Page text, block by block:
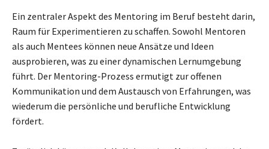
Ein zentraler Aspekt des Mentoring im Beruf besteht darin,
Raum für Experimentieren zu schaffen. Sowohl Mentoren
als auch Mentees können neue Ansätze und Ideen
ausprobieren, was zu einer dynamischen Lernumgebung
führt. Der Mentoring-Prozess ermutigt zur offenen
Kommunikation und dem Austausch von Erfahrungen, was
wiederum die persönliche und berufliche Entwicklung
fördert.